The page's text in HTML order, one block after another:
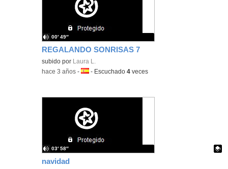
REGALANDO SONRISAS 7
subido por Laura L.
00′ 49″
-hace 3 años -Idioma:
- Escuchado4 veces
navidad
03′ 58″